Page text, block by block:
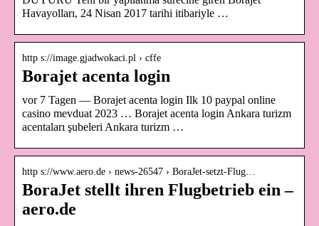
Havayolları, 24 Nisan 2017 tarihi itibariyle …
http s://image.gjadwokaci.pl › cffe
Borajet acenta login
vor 7 Tagen — Borajet acenta login Ilk 10 paypal online
casino mevduat 2023 … Borajet acenta login Ankara turizm
acentaları şubeleri Ankara turizm …
http s://www.aero.de › news-26547 › BoraJet-setzt-Flug…
BoraJet stellt ihren Flugbetrieb ein –
aero.de